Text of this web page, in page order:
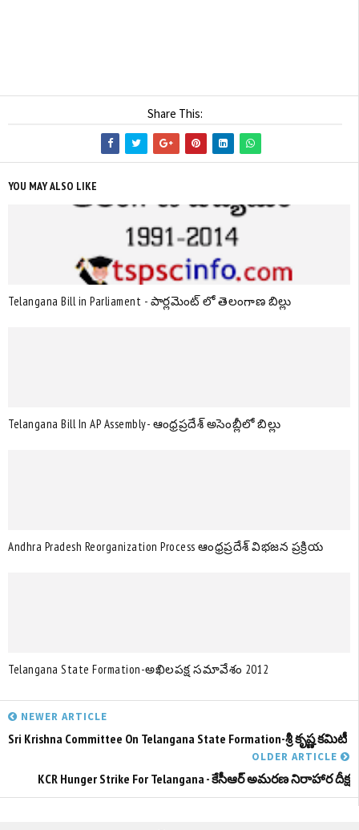
Share This:
YOU MAY ALSO LIKE
Telangana Bill in Parliament - పార్లమెంట్ లో తెలంగాణ బిల్లు
Telangana Bill In AP Assembly- ఆంధ్రప్రదేశ్ అసెంబ్లీలో బిల్లు
Andhra Pradesh Reorganization Process ఆంధ్రప్రదేశ్ విభజన ప్రక్రియ
Telangana State Formation-అఖిలపక్ష సమావేశం 2012
NEWER ARTICLE
Sri Krishna Committee On Telangana State Formation-శ్రీ కృష్ణ కమిటీ
OLDER ARTICLE
KCR Hunger Strike For Telangana - కేసీఆర్ అమరణ నిరాహార దీక్ష